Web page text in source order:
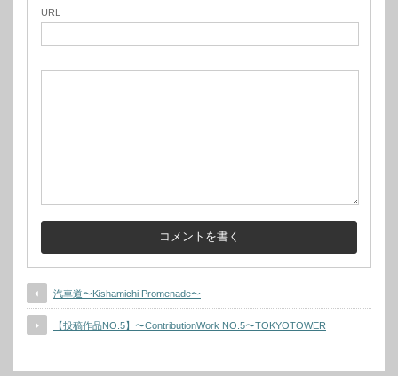
URL
汽車道〜Kishamichi Promenade〜
【投稿作品NO.5】〜ContributionWork NO.5〜TOKYOTOWER